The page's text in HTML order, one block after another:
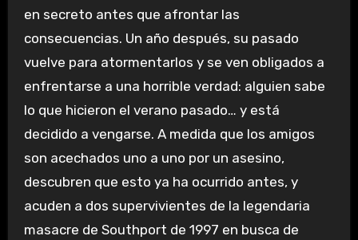
en secreto antes que afrontar las
consecuencias. Un año después, su pasado
vuelve para atormentarlos y se ven obligados a
enfrentarse a una horrible verdad: alguien sabe
lo que hicieron el verano pasado… y está
decidido a vengarse. A medida que los amigos
son acechados uno a uno por un asesino,
descubren que esto ya ha ocurrido antes, y
acuden a dos supervivientes de la legendaria
masacre de Southport de 1997 en busca de